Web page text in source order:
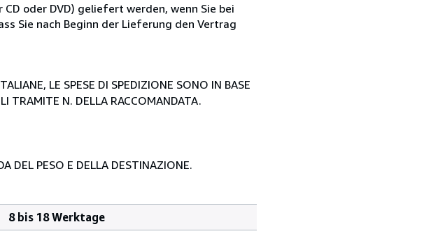
oder DVD) geliefert werden, wenn Sie bei
Sie nach Beginn der Lieferung den Vertrag
LE SPESE DI SPEDIZIONE SONO IN BASE
TRAMITE N. DELLA RACCOMANDATA.
DEL PESO E DELLA DESTINAZIONE.
8 bis 18 Werktage